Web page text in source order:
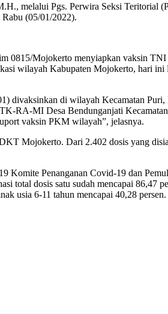
melalui Pgs. Perwira Seksi Teritorial
(05/01/2022).
0815/Mojokerto menyiapkan vaksin
wilayah Kabupaten Mojokerto, hari
divaksinkan di wilayah Kecamatan
RA-MI Desa Bendunganjati
vaksin PKM wilayah”, jelasnya.
Mojokerto. Dari 2.402 dosis yang
Komite Penanganan Covid-19 dan
dosis satu sudah mencapai 86,47
usia 6-11 tahun mencapai 40,28